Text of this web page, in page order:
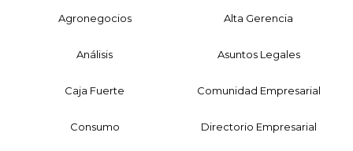
Agronegocios Alta Gerencia
Análisis Asuntos Legales
Caja Fuerte Comunidad Empresarial
Consumo Directorio Empresarial